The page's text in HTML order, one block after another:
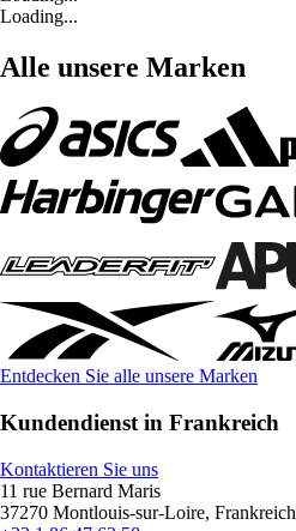
Loading...
Alle unsere Marken
Entdecken Sie alle unsere Marken
Kundendienst in Frankreich
Kontaktieren Sie uns
11 rue Bernard Maris
37270 Montlouis-sur-Loire, Frankreich